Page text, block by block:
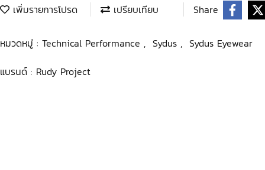
เพิ่มรายการโปรด เปรียบเทียบ Share
หมวดหมู่ : Technical Performance , Sydus , Sydus Eyewear
แบรนด์ : Rudy Project